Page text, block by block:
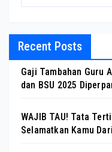
Recent Posts
Gaji Tambahan Guru
dan BSU 2025
WAJIB TAU! Tata
Selamatkan Kamu